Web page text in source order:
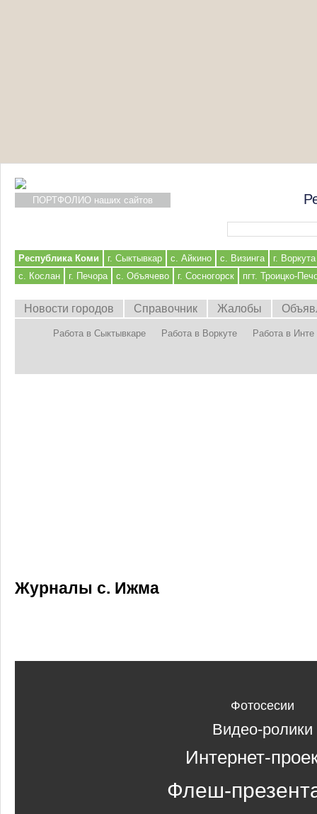
ПОРТФОЛИО наших сайтов
Республика Коми г. Сыктывкар с. Айкино с. Визинга
г. Воркута
с. Кослан
г. Печора с. Объячево г. Сосногорск пгт. Троицко-
Новости городов Справочник Жалобы
Работа в Сыктывкаре Работа в Воркуте Работа в Инте
Журналы с. Ижма
Фотосесии
Видео-ролики
Интернет-
Флеш-